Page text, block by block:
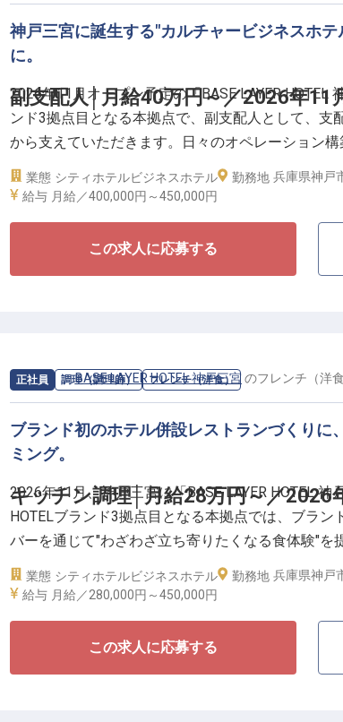
「どんな空気の店にするのか、どんなチームをつ
値にどう繋げていくのか」。そのすべてに向き合
や運営に入るのではなく、サービス導線・オペレ
り方まで開業準備から関われます。社割（自社運
円まで支給、社員紹介手当あり。
副支配人│月給40万円～／2026年11
神戸三宮に誕生する"カルチャービジネスホ
に。
2026年11月オープン予定の「BASE LAYER HOTEL
ンド3拠点目となる本拠点で、副支配人として、支
から支えていただきます。日々のオペレーション
ービス品質の向上、数値管理、フロント・予約管
む館内全体の連携推進まで、ホテル全体を見渡し
らチームを前に進める役割です。
■将来的に支配人を目指したい方も歓迎
宿泊部門だけでなく、ブランド初の併設レストラ
テンツ全体を見渡しながら、ホテル全体でひとつ
ないことが多い環境でも整理しながら改善を重ね
り良い運営を育てていきたい方を歓迎します。社
通費月3万円まで支給、社員紹介手当あり。
業態 シティホテルビジネスホテル 勤務地 兵庫県神戸
給与 月給／400,000円～450,000円
この求人に応募する
正社員 調理（調理師） フレンチ（洋食）
キッチン調理│月給28万円～／2026
求人情報：BASE LAYER HOTEL 神戸三宮のフレンチ（洋食
ブランド初のホテル併設レストランづくりに
ミング。
2026年11月、神戸三宮に「BASE LAYER HOTEL 神
HOTELブランド3拠点目となる本拠点では、ブラ
バーを通じて"わざわざ立ち寄りたくなる食体験"を
レストランのキッチン調理スタッフ。日々の仕込
理を担いながら、ホテル全体の滞在体験を食の側面
＼ブランド初のレストランを、開業前から一緒につ
業態 シティホテルビジネスホテル 勤務地 兵庫県神戸
給与 月給／280,000円～450,000円
この求人に応募する